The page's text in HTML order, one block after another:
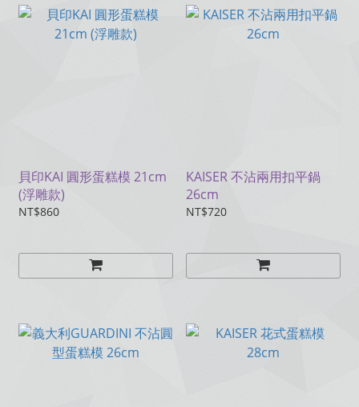
貝印KAI 圓形蛋糕模 21cm
(浮雕款)
NT$860
KAISER 不沾兩用扣平鍋
26cm
NT$720